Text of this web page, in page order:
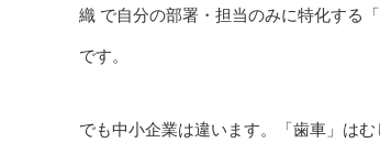
織 で自分の部署・担当のみに特化する
です。
でも中小企業は違います。「歯車」は